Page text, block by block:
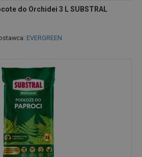
do Orchidei 3 L SUBSTRAL
EVERGREEN